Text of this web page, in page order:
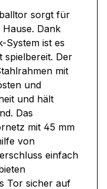
sorgt für
Dank
System ist es
spielbereit. Der
mit
und
und hält
Das
mit 45 mm
von
einfach
Tor sicher auf